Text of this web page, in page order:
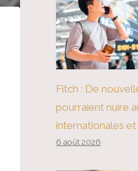
Fitch : De
pourraient nuire
internationales
6 août 2026